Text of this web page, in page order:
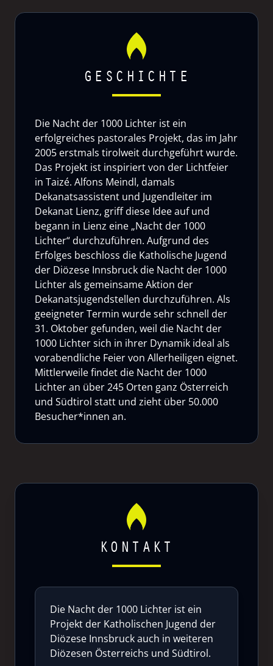
GESCHICHTE
Die Nacht der 1000 Lichter ist ein
erfolgreiches pastorales Projekt, das im Jahr
2005 erstmals tirolweit durchgeführt wurde.
Das Projekt ist inspiriert von der Lichtfeier
in Taizé. Alfons Meindl, damals
Dekanatsassistent und Jugendleiter im
Dekanat Lienz, griff diese Idee auf und
begann in Lienz eine „Nacht der 1000
Lichter“ durchzuführen. Aufgrund des
Erfolges beschloss die Katholische Jugend
der Diözese Innsbruck die Nacht der 1000
Lichter als gemeinsame Aktion der
Dekanatsjugendstellen durchzuführen. Als
geeigneter Termin wurde sehr schnell der
31. Oktober gefunden, weil die Nacht der
1000 Lichter sich in ihrer Dynamik ideal als
vorabendliche Feier von Allerheiligen eignet.
Mittlerweile findet die Nacht der 1000
Lichter an über 245 Orten ganz Österreich
und Südtirol statt und zieht über 50.000
Besucher*innen an.
KONTAKT
Die Nacht der 1000 Lichter ist ein
Projekt der Katholischen Jugend der
Diözese Innsbruck auch in weiteren
Diözesen Österreichs und Südtirol.